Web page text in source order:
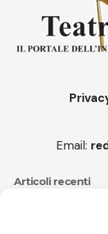
Email:
Articoli recenti
CucuFestival